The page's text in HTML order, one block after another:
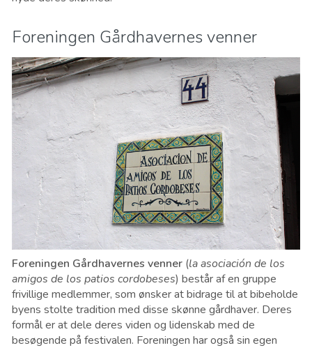
Foreningen ​​Gårdhavernes venner
Foreningen Gårdhavernes venner (la asociación de los
amigos de los patios cordobeses) består af en gruppe
frivillige medlemmer, som ønsker at bidrage til at bibeholde
byens stolte tradition med disse skønne gårdhaver. Deres
formål er at dele deres viden og lidenskab med de
besøgende på festivalen. Foreningen har også sin egen